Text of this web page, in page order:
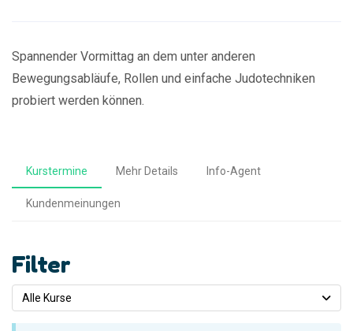
Spannender Vormittag an dem unter anderen
Bewegungsabläufe, Rollen und einfache Judotechniken
probiert werden können.
Kurstermine Mehr Details Info-Agent
Kundenmeinungen
Filter
Alle Kurse